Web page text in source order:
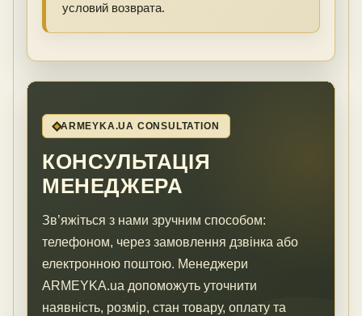
условий возврата.
ARMEYKA.UA CONSULTATION
КОНСУЛЬТАЦІЯ
МЕНЕДЖЕРА
Зв’яжіться з нами зручним способом:
телефоном, через замовлення дзвінка або
електронною поштою. Менеджери
ARMEYKA.ua допоможуть уточнити
наявність, розмір, стан товару, оплату та